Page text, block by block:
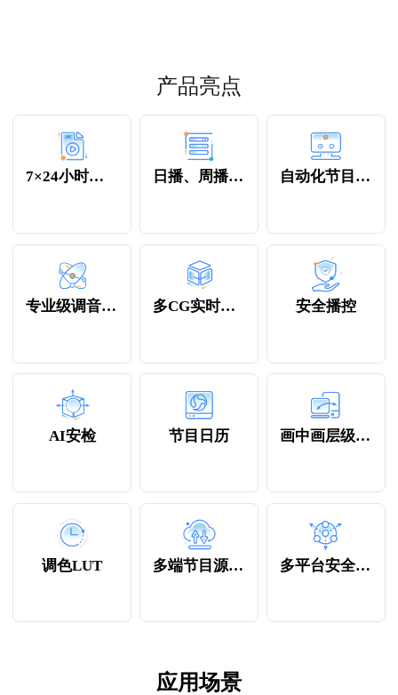
产品亮点
7×24小时全时段 日播、周播、插播 自动化节目编排
专业级调音混音 多CG实时包装 安全播控
AI安检 节目日历 画中画层级调整
调色LUT 多端节目源上传 多平台安全分发
应用场景